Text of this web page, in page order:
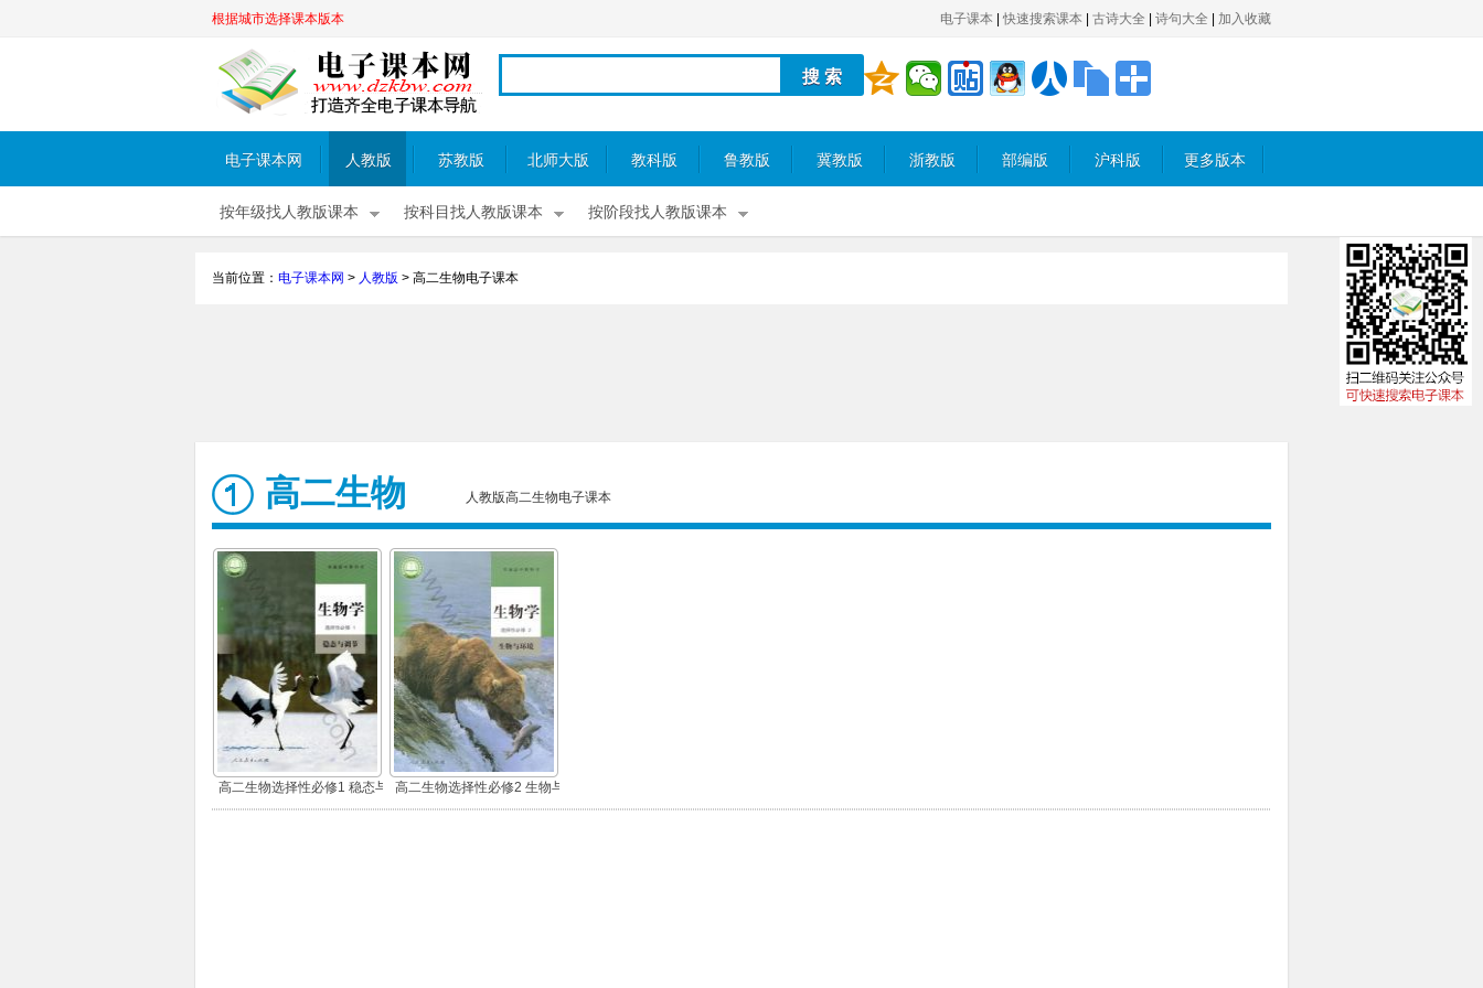
根据城市选择课本版本 电子课本 快速搜索课本 古诗大全 诗句大全 加入收藏
电子课本网 人教版 苏教版 北师大版 教科版 鲁教版 冀教版 浙教版 部编版 沪科版 更多版本
按年级找人教版课本 按科目找人教版课本 按阶段找人教版课本
当前位置： 电子课本网 > 人教版 > 高二生物电子课本
高二生物 人教版高二生物电子课本
高二生物选择性必修1 稳态与
调节
高二生物选择性必修2 生物与
环境